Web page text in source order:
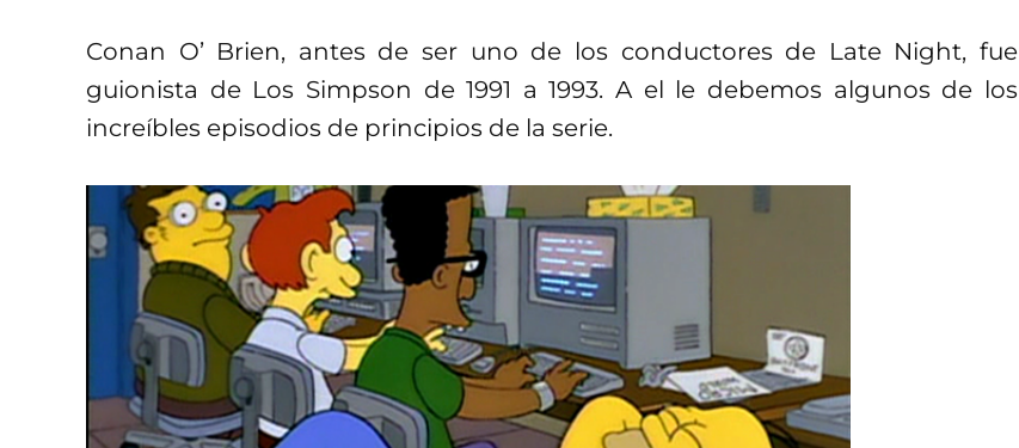
Conan O’ Brien, antes de ser uno de los conductores de Late Night, fue
guionista de Los Simpson de 1991 a 1993. A el le debemos algunos de los
increíbles episodios de principios de la serie.